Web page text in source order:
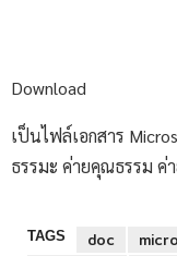
Download
เป็นไฟล์เอกสาร
ธรรมะ ค่ายคุณธรรม ค่
TAGS doc